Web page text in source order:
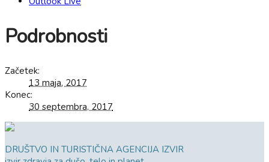
Podrobnosti
Začetek:
13 maja, 2017
Konec:
30 septembra, 2017
DRUŠTVO IN TURISTIČNA AGENCIJA IZVIR